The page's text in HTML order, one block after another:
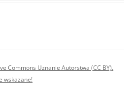
Commons Uznanie Autorstwa (CC BY).
wskazane!